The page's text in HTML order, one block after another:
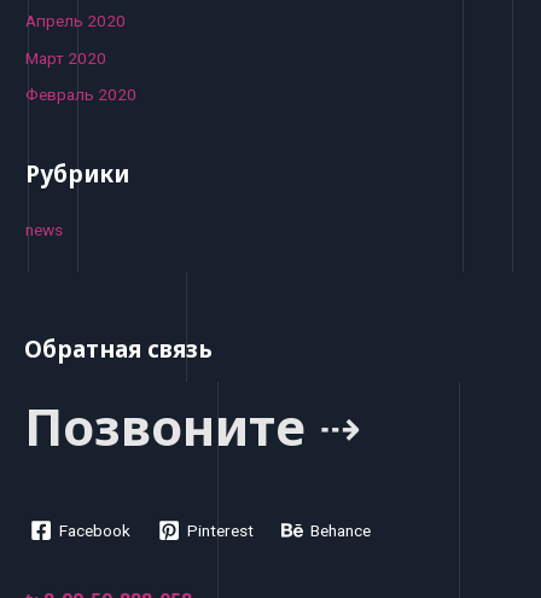
Апрель 2020
Март 2020
Февраль 2020
Рубрики
news
Обратная связь
Позвоните ⇢
Facebook Pinterest Behance